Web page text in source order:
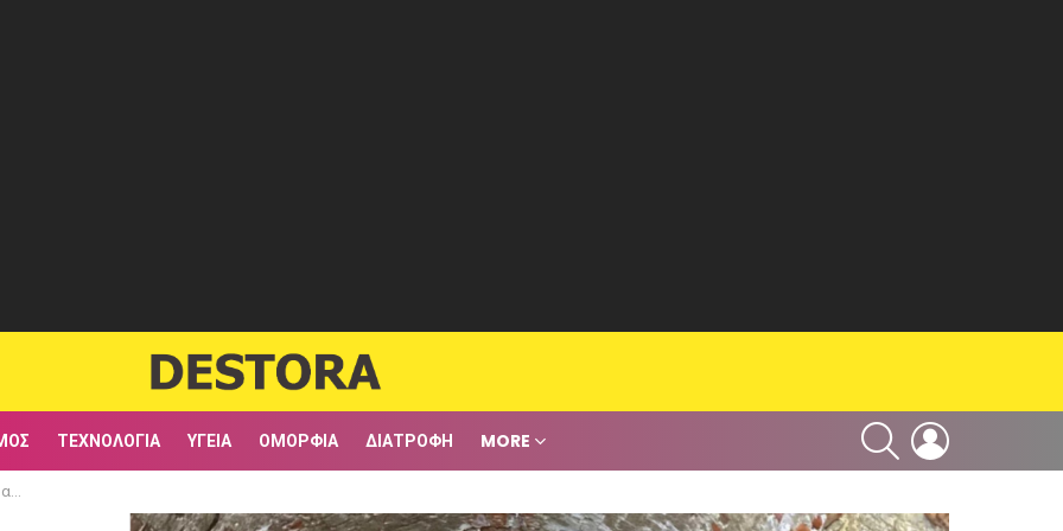
ΤΕΧΝΟΛΟΓΊΑ ΥΓΕΊΑ ΟΜΟΡΦΙΆ ΔΙΑΤΡΟΦΉ MORE
SEARCH